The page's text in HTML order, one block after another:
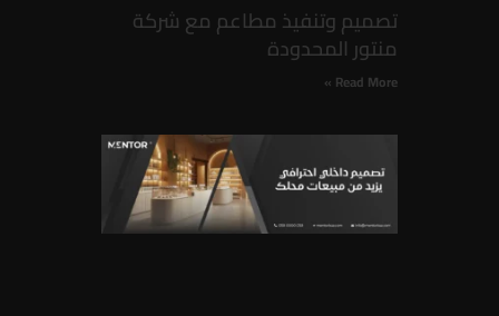
تصميم وتنفيذ مطاعم مع شركة
منتور المحدودة
Read More »